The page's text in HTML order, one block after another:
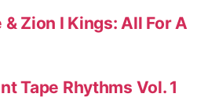
Zion I Kings: All For A
Tape Rhythms Vol. 1